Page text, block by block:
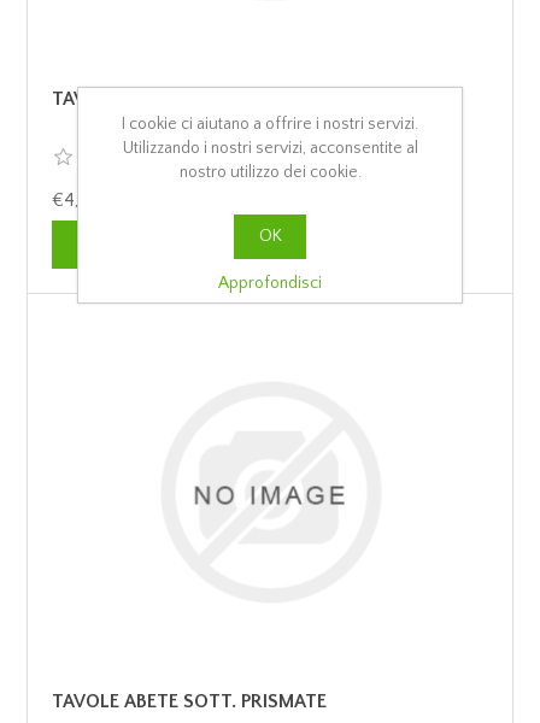
TAVOLE ABETE SOTT. PRIS. LUNGH. 450
€4,60
TAVOLE ABETE SOTT. PRISMATE
I cookie ci aiutano a offrire i nostri servizi.
Utilizzando i nostri servizi, acconsentite al
nostro utilizzo dei cookie.
OK
Approfondisci